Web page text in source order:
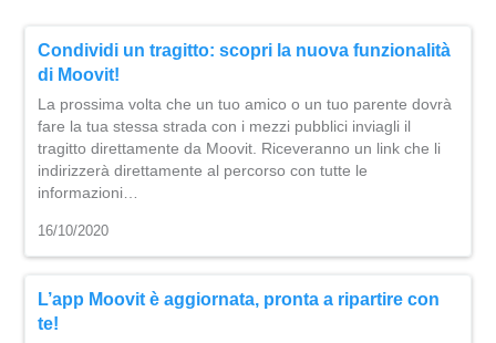
Condividi un tragitto: scopri la nuova funzionalità
di Moovit!
La prossima volta che un tuo amico o un tuo parente dovrà
fare la tua stessa strada con i mezzi pubblici inviagli il
tragitto direttamente da Moovit. Riceveranno un link che li
indirizzerà direttamente al percorso con tutte le
informazioni…
16/10/2020
L’app Moovit è aggiornata, pronta a ripartire con
te!